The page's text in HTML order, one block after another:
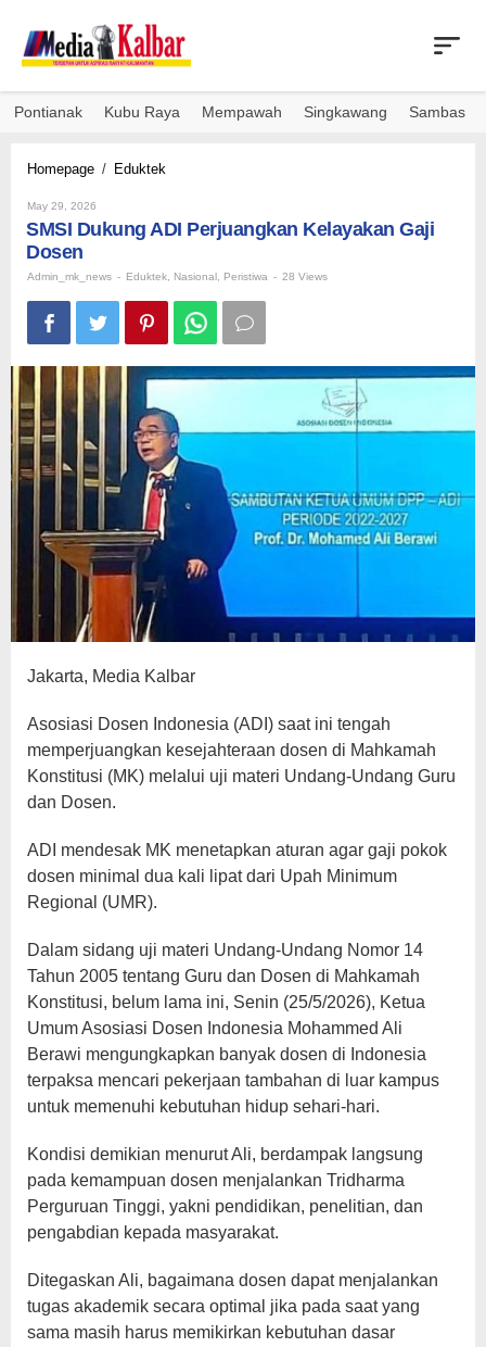
content
Pontianak Kubu Raya Mempawah Singkawang Sambas
Homepage / Eduktek
Perjuangkan
Dosen
May 29, 2026
SMSI Dukung ADI Perjuangkan Kelayakan Gaji
Dosen
Admin_mk_news - Eduktek Nasional Peristiwa - 28 Views
Jakarta, Media Kalbar
Asosiasi Dosen Indonesia (ADI) saat ini tengah
memperjuangkan kesejahteraan dosen di Mahkamah
Konstitusi (MK) melalui uji materi Undang-Undang Guru
dan Dosen.
ADI mendesak MK menetapkan aturan agar gaji pokok
dosen minimal dua kali lipat dari Upah Minimum
Regional (UMR).
Dalam sidang uji materi Undang-Undang Nomor 14
Tahun 2005 tentang Guru dan Dosen di Mahkamah
Konstitusi, belum lama ini, Senin (25/5/2026), Ketua
Umum Asosiasi Dosen Indonesia Mohammed Ali
Berawi mengungkapkan banyak dosen di Indonesia
terpaksa mencari pekerjaan tambahan di luar kampus
untuk memenuhi kebutuhan hidup sehari-hari.
Kondisi demikian menurut Ali, berdampak langsung
pada kemampuan dosen menjalankan Tridharma
Perguruan Tinggi, yakni pendidikan, penelitian, dan
pengabdian kepada masyarakat.
Ditegaskan Ali, bagaimana dosen dapat menjalankan
tugas akademik secara optimal jika pada saat yang
sama masih harus memikirkan kebutuhan dasar